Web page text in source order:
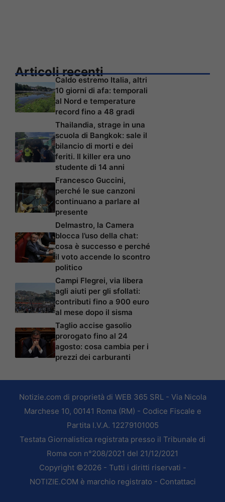
Articoli recenti
Caldo estremo Italia, altri
10 giorni di afa: temporali
al Nord e temperature
record fino a 48 gradi
Thailandia, strage in una
scuola di Bangkok: sale il
bilancio di morti e dei
feriti. Il killer era uno
studente di 14 anni
Francesco Guccini,
perché le sue canzoni
continuano a parlare al
presente
Delmastro, la Camera
blocca l’uso della chat:
cosa è successo e perché
il voto accende lo scontro
politico
Campi Flegrei, via libera
agli aiuti per gli sfollati:
contributi fino a 900 euro
al mese dopo il sisma
Taglio accise gasolio
prorogato fino al 24
agosto: cosa cambia per i
prezzi dei carburanti
Notizie.com di proprietà di WEB 365 SRL - Via Nicola
Marchese 10, 00141 Roma (RM) - Codice Fiscale e
Partita I.V.A. 12279101005
Testata Giornalistica registrata presso il Tribunale di
Roma con n°208/2021 del 21/12/2021
Copyright ©2026 - Tutti i diritti riservati -
NOTIZIE.COM è marchio registrato - Contattaci